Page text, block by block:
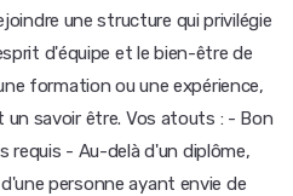
une structure qui privilégie
d'équipe et le bien-être de
formation ou une expérience,
savoir être. Vos atouts : - Bon
requis - Au-delà d'un diplôme,
personne ayant envie de